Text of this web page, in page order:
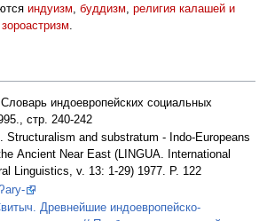
индуизм, буддизм, религия калашей и
зороастризм.
индоевропейских социальных
стр. 240-242
Structuralism and substratum - Indo-Europeans
Ancient Near East (LINGUA. International
Linguistics, v. 13: 1-29) 1977. P. 122
Древнейшие индоевропейско-